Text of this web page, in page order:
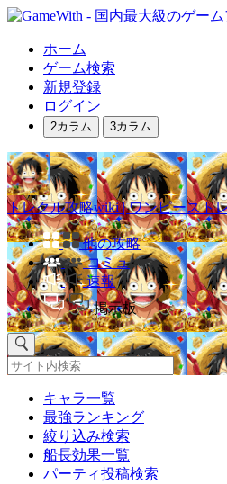
ホーム
ゲーム検索
新規登録
ログイン
2カラム 3カラム
トレクル攻略wiki | ワンピースト
他の攻略
コミュ
速報
掲示板
キャラ一覧
最強ランキング
絞り込み検索
船長効果一覧
パーティ投稿検索